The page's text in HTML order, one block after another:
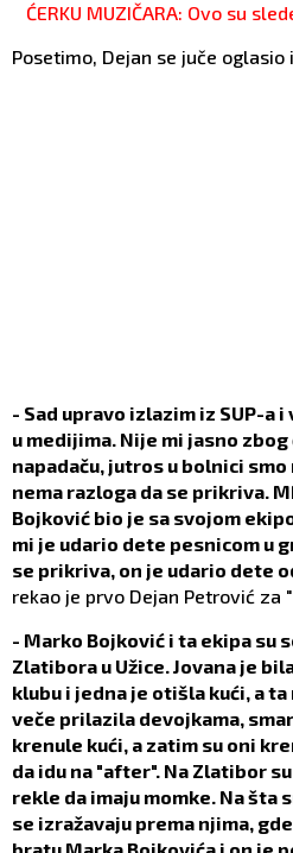
ĆERKU MUZIČARA: Ovo su
Posetimo, Dejan se juče
- Sad upravo izlazim iz SUP-a
u medijima. Nije mi jasno
napadaču, jutros u bolnici
nema razloga da se prikriva.
Bojković bio je sa svojom
mi je udario dete pesnicom u
se prikriva, on je udario dete
rekao je prvo Dejan Petrović za
- Marko Bojković i ta ekipa su
Zlatibora u Užice. Jovana je
klubu i jedna je otišla kući, a
veče prilazila devojkama,
krenule kući, a zatim su oni
da idu na "after". Na Zlatibor
rekle da imaju momke. Na šta
se izražavaju prema njima,